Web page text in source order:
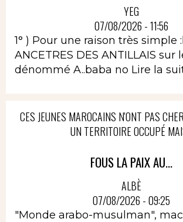
YEG
07/08/2026 - 11:56
1° ) Pour une raison très simple
ANCETRES DES ANTILLAIS sur
dénommé A..baba no Lire la
CES JEUNES MAROCAINS N'ONT PAS
UN TERRITOIRE OCCUPÉ
FOUS LA PAIX AU...
ALBÈ
07/08/2026 - 09:25
"Monde arabo-musulman",